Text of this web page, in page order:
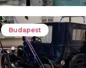
Budapest